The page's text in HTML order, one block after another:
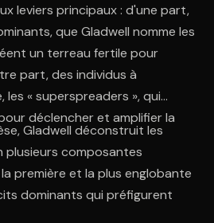
leviers principaux : d'une part,
que Gladwell nomme les
un terreau fertile pour
part, des individus à
les « superspreaders », qui
déclencher et amplifier la
Gladwell déconstruit les
plusieurs composantes
première et la plus englobante
dominants qui préfigurent